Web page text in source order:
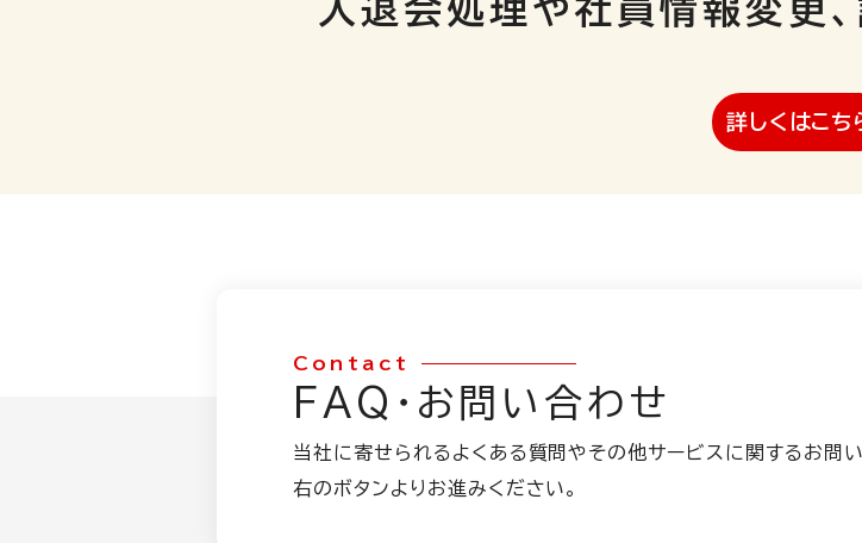
入退会処理や社員情報変更
詳しくはこち
Contact
FAQ・ お問い合わせ
当社に寄せられるよくある質問やその他サービスに関するお問
右のボタンよりお進みください。